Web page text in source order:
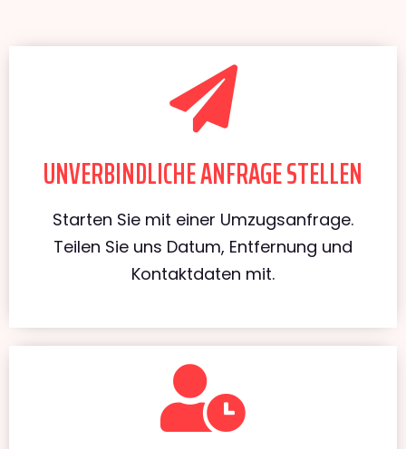
UNVERBINDLICHE ANFRAGE STELLEN
Starten Sie mit einer Umzugsanfrage.
Teilen Sie uns Datum, Entfernung und
Kontaktdaten mit.